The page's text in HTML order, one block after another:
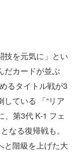
技を元気に」とい
だカードが並ぶ
るタイトル戦が3
ている 「“リア
、第3代 K-1 フェ
なる復帰戦も。
と階級を上げた⼤